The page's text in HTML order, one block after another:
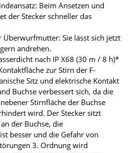
Beim Ansetzen und
der Stecker schneller das
Überwurfmutter: Sie lässt sich jetzt
andrehen.
nach IP X68 (30 m / 8 h)*
zur Stirn der F-
Sitz und elektrische Kontakt
Buchse verbessert sich, da die
Stirnfläche der Buchse
wird. Der Stecker sitzt
der Buchse, die
besser und die Gefahr von
3. Ordnung wird